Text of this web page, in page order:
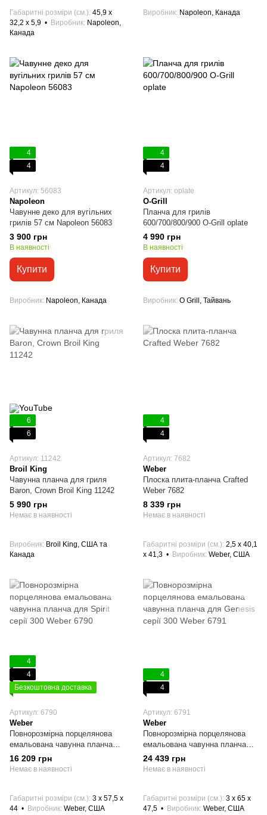
Габаритні розміри (см.) 45,9 x
32,2 x 5,9
Виробник Napoleon,
Канада
Виробник Napoleon, Канада
4
4
Артикул: 56083
Napoleon
Чавунне деко для вугільних
грилів 57 см Napoleon 56083
3 900 грн
В наявності
Купити
Виробник Napoleon, Канада
4
4
Артикул: oplate
O-Grill
Планча для грилів
600/700/800/900 O-Grill oplate
4 990 грн
В наявності
Купити
Виробник O Grill, Тайвань
6
6
Артикул: 11242
Broil King
Чавунна планча для гриля
Baron, Crown Broil King 11242
5 990 грн
Немає в наявності
Виробник Broil King, США та
Канада
4
4
Артикул: 7682
Weber
Плоска плита-планча Crafted
Weber 7682
8 339 грн
Немає в наявності
Габаритні розміри (см.) 2,5 x 40,1
x 41,3
Виробник Weber, США
4
4
Безкоштовна доставка
Артикул: 6790
Weber
Повнорозмірна порцелянова
емальована чавунна планча
для Spirit серії 300 Weber 6790
16 209 грн
Немає в наявності
Габаритні розміри (см.) 3 x 57,5 x
44
Виробник Weber, США
4
4
Артикул: 6791
Weber
Повнорозмірна порцелянова
емальована чавунна планча
для Genesis серії 300 Weber
6791
24 439 грн
Немає в наявності
Габаритні розміри (см.) 3 x 65 x
47,5
Виробник Weber, США